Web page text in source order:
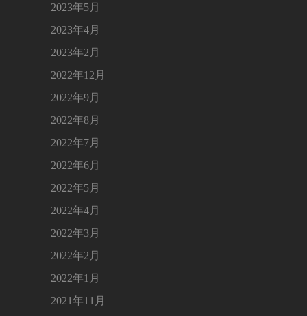
2023年5月
2023年4月
2023年2月
2022年12月
2022年9月
2022年8月
2022年7月
2022年6月
2022年5月
2022年4月
2022年3月
2022年2月
2022年1月
2021年11月